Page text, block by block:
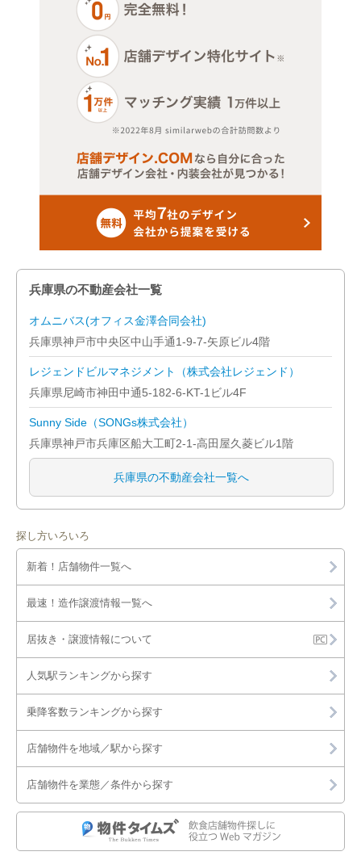
兵庫県の不動産会社一覧
オムニバス(オフィス金澤合同会社)
兵庫県神戸市中央区中山手通1-9-7-矢原ビル4階
レジェンドビルマネジメント（株式会社レジェンド）
兵庫県尼崎市神田中通5-182-6-KT-1ビル4F
Sunny Side（SONGs株式会社）
兵庫県神戸市兵庫区船大工町2-1-高田屋久菱ビル1階
兵庫県の不動産会社一覧へ
探し方いろいろ
新着！店舗物件一覧へ
最速！造作譲渡情報一覧へ
居抜き・譲渡情報について
人気駅ランキングから探す
乗降客数ランキングから探す
店舗物件を地域／駅から探す
店舗物件を業態／条件から探す